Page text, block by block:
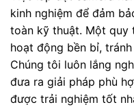
kinh nghiệm để đảm
toàn kỹ thuật. Một quy
hoạt động bền bỉ,
Chúng tôi luôn lắng
đưa ra giải pháp phù
được trải nghiệm tốt